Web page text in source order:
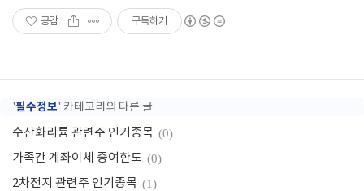
공감 구독하기
'필수정보' 카테고리의 다른 글
수산화리튬 관련주 인기종목 (0)
가족간 계좌이체 증여한도 (0)
2차전지 관련주 인기종목 (1)